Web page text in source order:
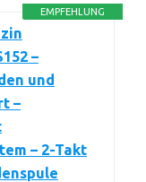
EMPFEHLUNG
–
und
–
– 2-Takt